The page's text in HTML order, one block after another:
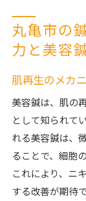
丸亀市の
力と美容
肌再生のメカ
美容鍼は、肌の
として知られて
れる美容鍼は、
ることで、細胞
これにより、ニ
する改善が期待